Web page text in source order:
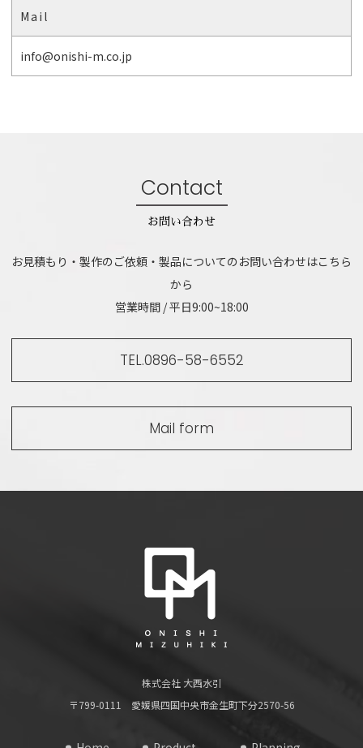
Mail
info@onishi-m.co.jp
Contact
お問い合わせ
お見積もり・製作のご依頼・製品についてのお問い合わせはこちら
から
営業時間 / 平日9:00~18:00
TEL.0896-58-6552
Mail form
株式会社 大西水引
〒799-0111 愛媛県四国中央市金生町下分2570-56